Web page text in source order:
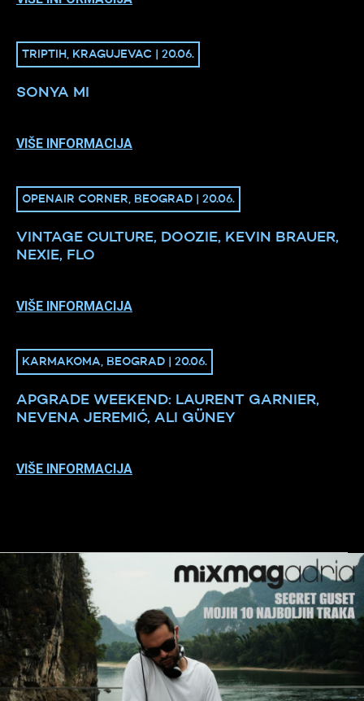
TRIPTIH, KRAGUJEVAC | 20.06.
SONYA MI
VIŠE INFORMACIJA
OPENAIR CORNER, BEOGRAD | 20.06.
VINTAGE CULTURE, DOOZIE, KEVIN BRAUER,
NEXIE, FLO
VIŠE INFORMACIJA
KARMAKOMA, BEOGRAD | 20.06.
APGRADE WEEKEND: LAURENT GARNIER,
NEVENA JEREMIĆ, ALI GÜNEY
VIŠE INFORMACIJA